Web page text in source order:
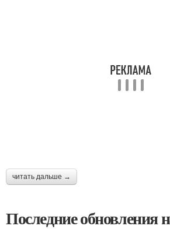
читать дальше →
Последние обновления